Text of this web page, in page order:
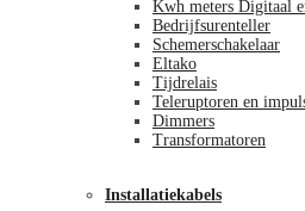
Kwh meters Digitaal
Bedrijfsurenteller
Schemerschakelaar
Eltako
Tijdrelais
Teleruptoren en
Dimmers
Transformatoren
Installatiekabels